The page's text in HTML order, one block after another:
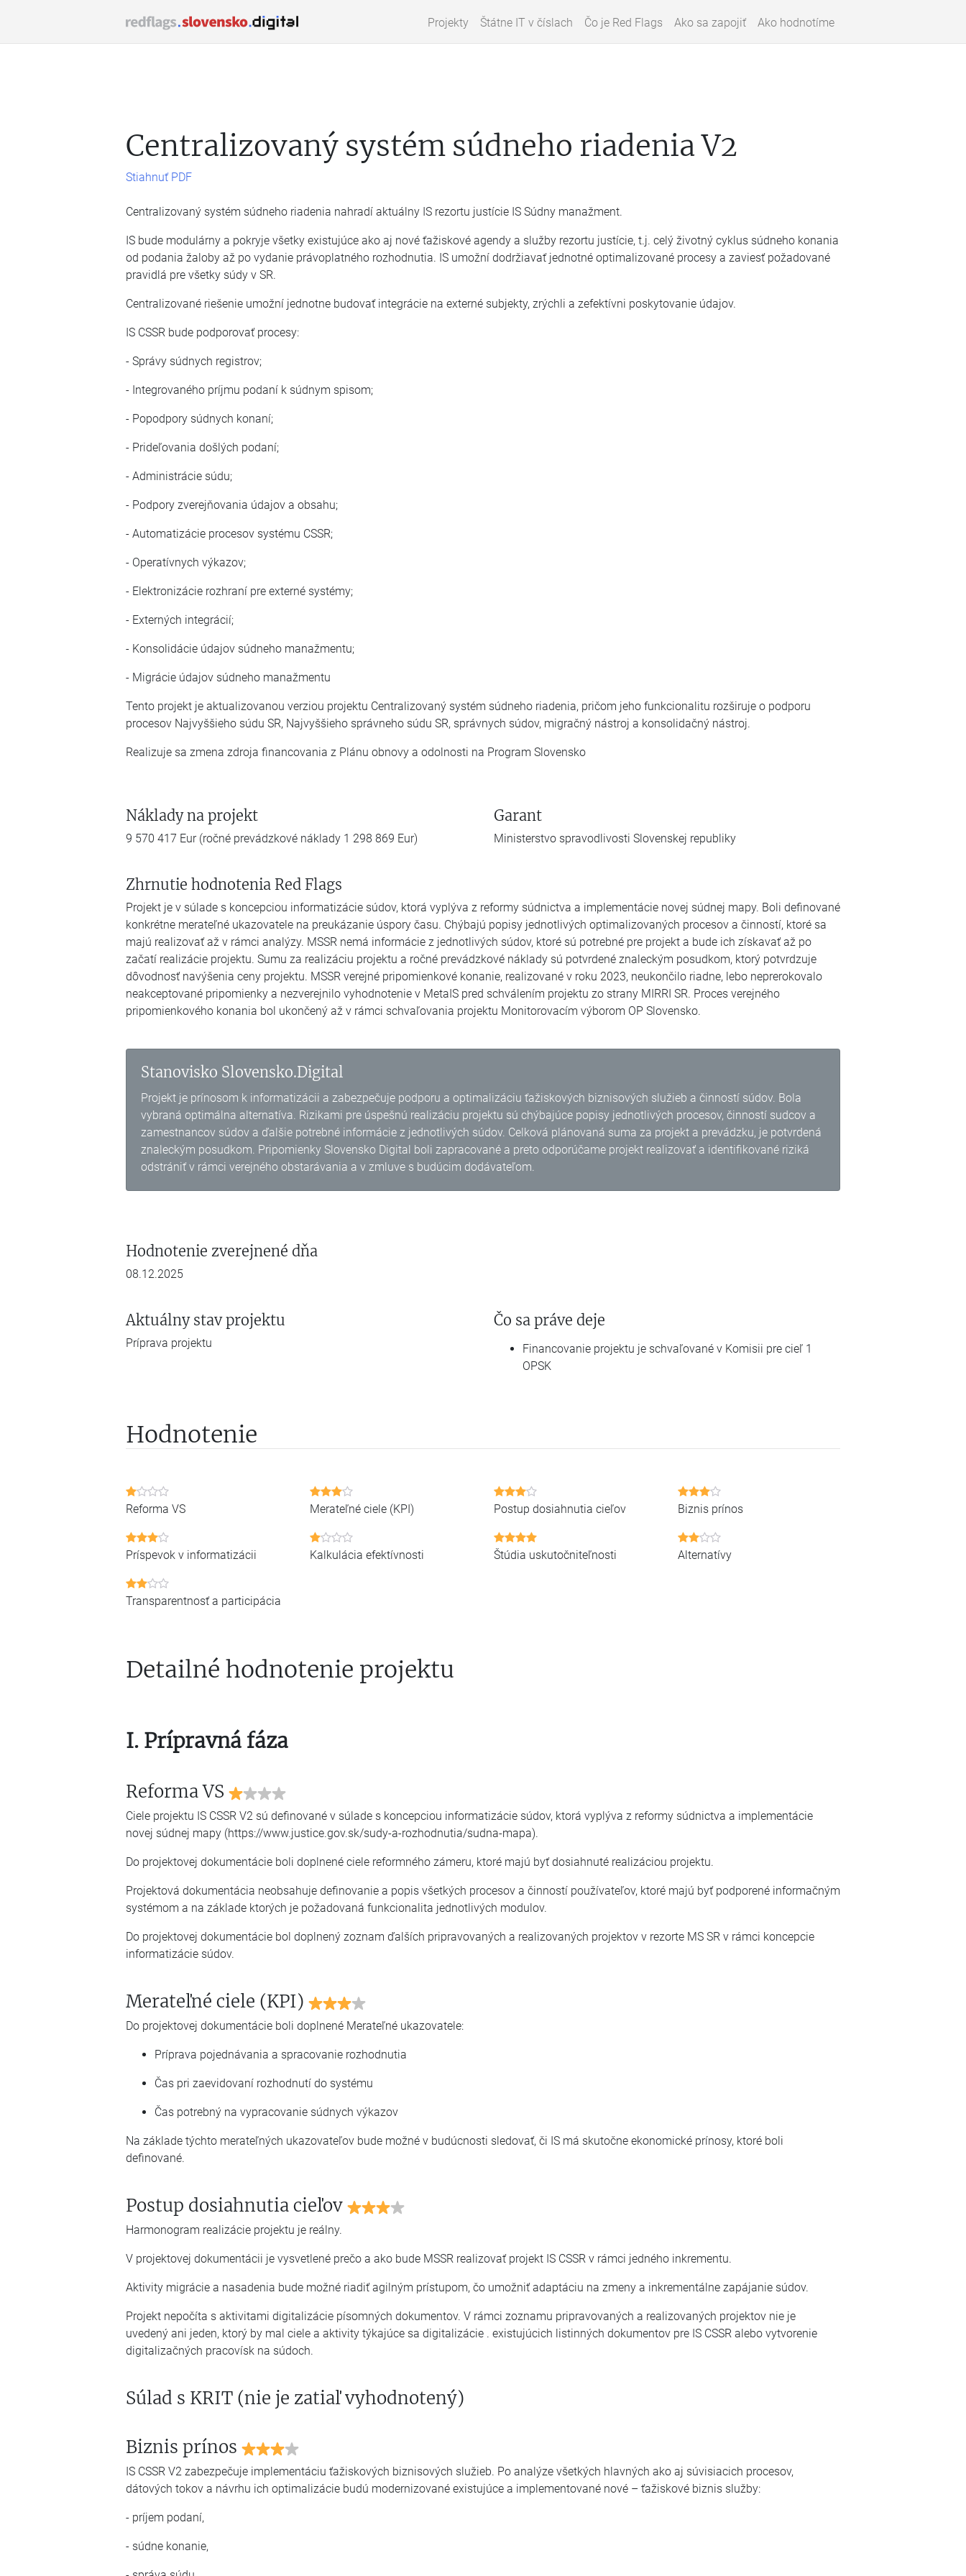
Projekty Štátne IT v číslach Čo je Red Flags Ako sa zapojiť Ako hodnotíme
Centralizovaný systém súdneho riadenia V2
Stiahnuť PDF
Centralizovaný systém súdneho riadenia nahradí aktuálny IS rezortu justície IS Súdny manažment.
IS bude modulárny a pokryje všetky existujúce ako aj nové ťažiskové agendy a služby rezortu justície, t.j. celý životný cyklus súdneho konania
od podania žaloby až po vydanie právoplatného rozhodnutia. IS umožní dodržiavať jednotné optimalizované procesy a zaviesť požadované
pravidlá pre všetky súdy v SR.
Centralizované riešenie umožní jednotne budovať integrácie na externé subjekty, zrýchli a zefektívni poskytovanie údajov.
IS CSSR bude podporovať procesy:
- Správy súdnych registrov;
- Integrovaného príjmu podaní k súdnym spisom;
- Popodpory súdnych konaní;
- Prideľovania došlých podaní;
- Administrácie súdu;
- Podpory zverejňovania údajov a obsahu;
- Automatizácie procesov systému CSSR;
- Operatívnych výkazov;
- Elektronizácie rozhraní pre externé systémy;
- Externých integrácií;
- Konsolidácie údajov súdneho manažmentu;
- Migrácie údajov súdneho manažmentu
Tento projekt je aktualizovanou verziou projektu Centralizovaný systém súdneho riadenia, pričom jeho funkcionalitu rozširuje o podporu
procesov Najvyššieho súdu SR, Najvyššieho správneho súdu SR, správnych súdov, migračný nástroj a konsolidačný nástroj.
Realizuje sa zmena zdroja financovania z Plánu obnovy a odolnosti na Program Slovensko
Náklady na projekt
9 570 417 Eur (ročné prevádzkové náklady 1 298 869 Eur)
Garant
Ministerstvo spravodlivosti Slovenskej republiky
Zhrnutie hodnotenia Red Flags
Projekt je v súlade s koncepciou informatizácie súdov, ktorá vyplýva z reformy súdnictva a implementácie novej súdnej mapy. Boli definované
konkrétne merateľné ukazovatele na preukázanie úspory času. Chýbajú popisy jednotlivých optimalizovaných procesov a činností, ktoré sa
majú realizovať až v rámci analýzy. MSSR nemá informácie z jednotlivých súdov, ktoré sú potrebné pre projekt a bude ich získavať až po
začatí realizácie projektu. Sumu za realizáciu projektu a ročné prevádzkové náklady sú potvrdené znaleckým posudkom, ktorý potvrdzuje
dôvodnosť navýšenia ceny projektu. MSSR verejné pripomienkové konanie, realizované v roku 2023, neukončilo riadne, lebo neprerokovalo
neakceptované pripomienky a nezverejnilo vyhodnotenie v MetaIS pred schválením projektu zo strany MIRRI SR. Proces verejného
pripomienkového konania bol ukončený až v rámci schvaľovania projektu Monitorovacím výborom OP Slovensko.
Stanovisko Slovensko.Digital
Projekt je prínosom k informatizácii a zabezpečuje podporu a optimalizáciu ťažiskových biznisových služieb a činností súdov. Bola
vybraná optimálna alternatíva. Rizikami pre úspešnú realizáciu projektu sú chýbajúce popisy jednotlivých procesov, činností sudcov a
zamestnancov súdov a ďalšie potrebné informácie z jednotlivých súdov. Celková plánovaná suma za projekt a prevádzku, je potvrdená
znaleckým posudkom. Pripomienky Slovensko Digital boli zapracované a preto odporúčame projekt realizovať a identifikované riziká
odstrániť v rámci verejného obstarávania a v zmluve s budúcim dodávateľom.
Hodnotenie zverejnené dňa
08.12.2025
Aktuálny stav projektu
Príprava projektu
Čo sa práve deje
Financovanie projektu je schvaľované v Komisii pre cieľ 1
OPSK
Hodnotenie
Reforma VS Merateľné ciele (KPI) Postup dosiahnutia cieľov Biznis prínos
Príspevok v informatizácii Kalkulácia efektívnosti Štúdia uskutočniteľnosti Alternatívy
Transparentnosť a participácia
Detailné hodnotenie projektu
I. Prípravná fáza
Reforma VS
Ciele projektu IS CSSR V2 sú definované v súlade s koncepciou informatizácie súdov, ktorá vyplýva z reformy súdnictva a implementácie
novej súdnej mapy (https://www.justice.gov.sk/sudy-a-rozhodnutia/sudna-mapa).
Do projektovej dokumentácie boli doplnené ciele reformného zámeru, ktoré majú byť dosiahnuté realizáciou projektu.
Projektová dokumentácia neobsahuje definovanie a popis všetkých procesov a činností používateľov, ktoré majú byť podporené informačným
systémom a na základe ktorých je požadovaná funkcionalita jednotlivých modulov.
Do projektovej dokumentácie bol doplnený zoznam ďalších pripravovaných a realizovaných projektov v rezorte MS SR v rámci koncepcie
informatizácie súdov.
Merateľné ciele (KPI)
Do projektovej dokumentácie boli doplnené Merateľné ukazovatele:
Príprava pojednávania a spracovanie rozhodnutia
Čas pri zaevidovaní rozhodnutí do systému
Čas potrebný na vypracovanie súdnych výkazov
Na základe týchto merateľných ukazovateľov bude možné v budúcnosti sledovať, či IS má skutočne ekonomické prínosy, ktoré boli
definované.
Postup dosiahnutia cieľov
Harmonogram realizácie projektu je reálny.
V projektovej dokumentácii je vysvetlené prečo a ako bude MSSR realizovať projekt IS CSSR v rámci jedného inkrementu.
Aktivity migrácie a nasadenia bude možné riadiť agilným prístupom, čo umožniť adaptáciu na zmeny a inkrementálne zapájanie súdov.
Projekt nepočíta s aktivitami digitalizácie písomných dokumentov. V rámci zoznamu pripravovaných a realizovaných projektov nie je
uvedený ani jeden, ktorý by mal ciele a aktivity týkajúce sa digitalizácie . existujúcich listinných dokumentov pre IS CSSR alebo vytvorenie
digitalizačných pracovísk na súdoch.
Súlad s KRIT (nie je zatiaľ vyhodnotený)
Biznis prínos
IS CSSR V2 zabezpečuje implementáciu ťažiskových biznisových služieb. Po analýze všetkých hlavných ako aj súvisiacich procesov,
dátových tokov a návrhu ich optimalizácie budú modernizované existujúce a implementované nové – ťažiskové biznis služby:
- príjem podaní,
- súdne konanie,